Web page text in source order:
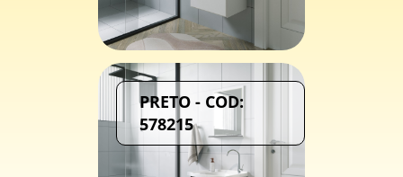
PRETO - COD:
578215